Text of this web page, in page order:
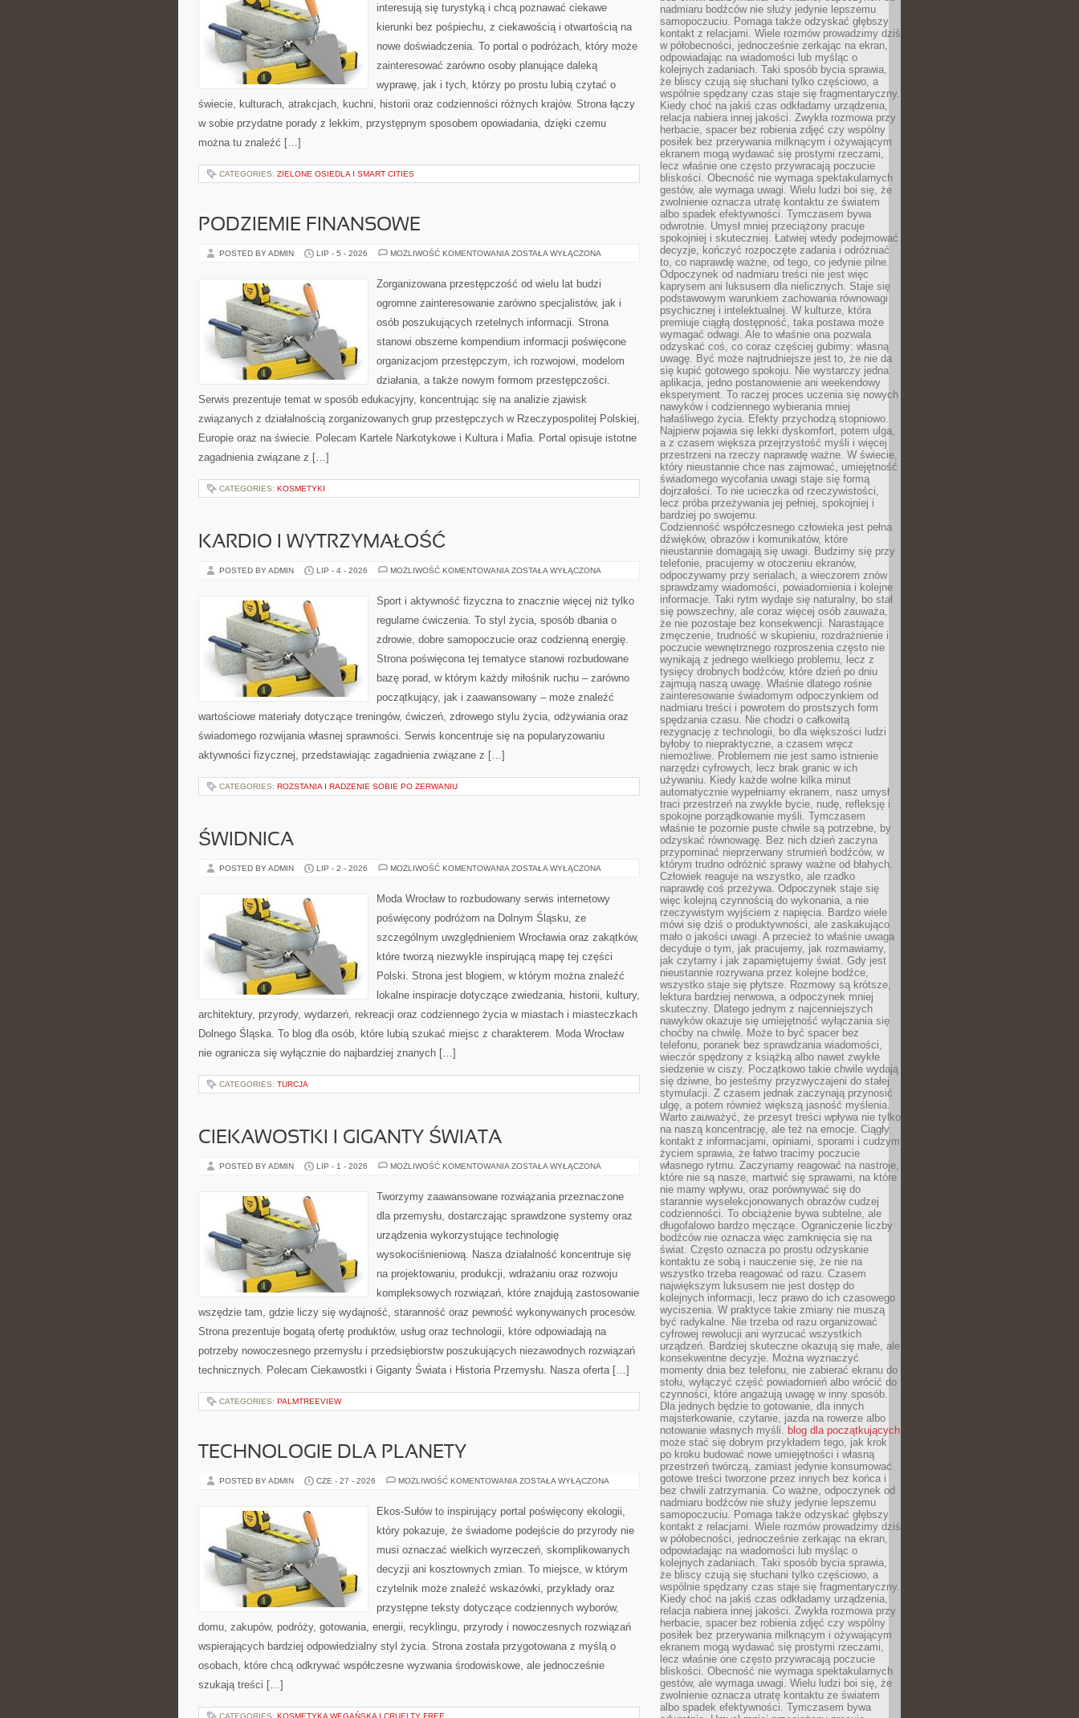
interesują się turystyką i chcą poznawać ciekawe
kierunki bez pośpiechu, z ciekawością i otwartością na
nowe doświadczenia. To portal o podróżach, który może
zainteresować zarówno osoby planujące daleką
wyprawę, jak i tych, którzy po prostu lubią czytać o
świecie, kulturach, atrakcjach, kuchni, historii oraz codzienności różnych krajów. Strona łączy
w sobie przydatne porady z lekkim, przystępnym sposobem opowiadania, dzięki czemu
można tu znaleźć […]
CATEGORIES: ZIELONE OSIEDLA I SMART CITIES
PODZIEMIE FINANSOWE
POSTED BY ADMIN LIP - 5 - 2026 MOŻLIWOŚĆ KOMENTOWANIA PODZIEMIE
ZOSTAŁA WYŁĄCZONA
Zorganizowana przestępczość od wielu lat budzi
ogromne zainteresowanie zarówno specjalistów, jak i
osób poszukujących rzetelnych informacji. Strona
stanowi obszerne kompendium informacji poświęcone
organizacjom przestępczym, ich rozwojowi, modelom
działania, a także nowym formom przestępczości.
Serwis prezentuje temat w sposób edukacyjny, koncentrując się na analizie zjawisk
związanych z działalnością zorganizowanych grup przestępczych w Rzeczypospolitej Polskiej,
Europie oraz na świecie. Polecam Kartele Narkotykowe i Kultura i Mafia. Portal opisuje istotne
zagadnienia związane z […]
CATEGORIES: KOSMETYKI
KARDIO I WYTRZYMAŁOŚĆ
POSTED BY ADMIN LIP - 4 - 2026 MOŻLIWOŚĆ KOMENTOWANIA KARDIO
ZOSTAŁA WYŁĄCZONA
Sport i aktywność fizyczna to znacznie więcej niż tylko
regularne ćwiczenia. To styl życia, sposób dbania o
zdrowie, dobre samopoczucie oraz codzienną energię.
Strona poświęcona tej tematyce stanowi rozbudowane
bazę porad, w którym każdy miłośnik ruchu – zarówno
początkujący, jak i zaawansowany – może znaleźć
wartościowe materiały dotyczące treningów, ćwiczeń, zdrowego stylu życia, odżywiania oraz
świadomego rozwijania własnej sprawności. Serwis koncentruje się na popularyzowaniu
aktywności fizycznej, przedstawiając zagadnienia związane z […]
CATEGORIES: ROZSTANIA I RADZENIE SOBIE PO ZERWANIU
ŚWIDNICA
POSTED BY ADMIN LIP - 2 - 2026 MOŻLIWOŚĆ KOMENTOWANIA ŚWIDNICA
ZOSTAŁA WYŁĄCZONA
Moda Wrocław to rozbudowany serwis internetowy
poświęcony podróżom na Dolnym Śląsku, ze
szczególnym uwzględnieniem Wrocławia oraz zakątków,
które tworzą niezwykle inspirującą mapę tej części
Polski. Strona jest blogiem, w którym można znaleźć
lokalne inspiracje dotyczące zwiedzania, historii, kultury,
architektury, przyrody, wydarzeń, rekreacji oraz codziennego życia w miastach i miasteczkach
Dolnego Śląska. To blog dla osób, które lubią szukać miejsc z charakterem. Moda Wrocław
nie ogranicza się wyłącznie do najbardziej znanych […]
CATEGORIES: TURCJA
CIEKAWOSTKI I GIGANTY ŚWIATA
POSTED BY ADMIN LIP - 1 - 2026 MOŻLIWOŚĆ KOMENTOWANIA CIEKAWOSTKI
ŚWIATA
ZOSTAŁA WYŁĄCZONA
Tworzymy zaawansowane rozwiązania przeznaczone
dla przemysłu, dostarczając sprawdzone systemy oraz
urządzenia wykorzystujące technologię
wysokociśnieniową. Nasza działalność koncentruje się
na projektowaniu, produkcji, wdrażaniu oraz rozwoju
kompleksowych rozwiązań, które znajdują zastosowanie
wszędzie tam, gdzie liczy się wydajność, staranność oraz pewność wykonywanych procesów.
Strona prezentuje bogatą ofertę produktów, usług oraz technologii, które odpowiadają na
potrzeby nowoczesnego przemysłu i przedsiębiorstw poszukujących niezawodnych rozwiązań
technicznych. Polecam Ciekawostki i Giganty Świata i Historia Przemysłu. Nasza oferta […]
CATEGORIES: PALMTREEVIEW
TECHNOLOGIE DLA PLANETY
POSTED BY ADMIN CZE - 27 - 2026 MOŻLIWOŚĆ KOMENTOWANIA TECHNOLOGIE
ZOSTAŁA WYŁĄCZONA
Ekos-Sułów to inspirujący portal poświęcony ekologii,
który pokazuje, że świadome podejście do przyrody nie
musi oznaczać wielkich wyrzeczeń, skomplikowanych
decyzji ani kosztownych zmian. To miejsce, w którym
czytelnik może znaleźć wskazówki, przykłady oraz
przystępne teksty dotyczące codziennych wyborów,
domu, zakupów, podróży, gotowania, energii, recyklingu, przyrody i nowoczesnych rozwiązań
wspierających bardziej odpowiedzialny styl życia. Strona została przygotowana z myślą o
osobach, które chcą odkrywać współczesne wyzwania środowiskowe, ale jednocześnie
szukają treści […]
CATEGORIES: KOSMETYKA WEGAŃSKA I CRUELTY FREE
nadmiaru bodźców nie służy jedynie lepszemu
samopoczuciu. Pomaga także odzyskać głębszy
kontakt z relacjami. Wiele rozmów prowadzimy dziś
w półobecności, jednocześnie zerkając na ekran,
odpowiadając na wiadomości lub myśląc o
kolejnych zadaniach. Taki sposób bycia sprawia,
że bliscy czują się słuchani tylko częściowo, a
wspólnie spędzany czas staje się fragmentaryczny.
Kiedy choć na jakiś czas odkładamy urządzenia,
relacja nabiera innej jakości. Zwykła rozmowa przy
herbacie, spacer bez robienia zdjęć czy wspólny
posiłek bez przerywania milknącym i ożywającym
ekranem mogą wydawać się prostymi rzeczami,
lecz właśnie one często przywracają poczucie
bliskości. Obecność nie wymaga spektakularnych
gestów, ale wymaga uwagi. Wielu ludzi boi się, że
zwolnienie oznacza utratę kontaktu ze światem
albo spadek efektywności. Tymczasem bywa
odwrotnie. Umysł mniej przeciążony pracuje
spokojniej i skuteczniej. Łatwiej wtedy podejmować
decyzje, kończyć rozpoczęte zadania i odróżniać
to, co naprawdę ważne, od tego, co jedynie pilne.
Odpoczynek od nadmiaru treści nie jest więc
kaprysem ani luksusem dla nielicznych. Staje się
podstawowym warunkiem zachowania równowagi
psychicznej i intelektualnej. W kulturze, która
premiuje ciągłą dostępność, taka postawa może
wymagać odwagi. Ale to właśnie ona pozwala
odzyskać coś, co coraz częściej gubimy: własną
uwagę. Być może najtrudniejsze jest to, że nie da
się kupić gotowego spokoju. Nie wystarczy jedna
aplikacja, jedno postanowienie ani weekendowy
eksperyment. To raczej proces uczenia się nowych
nawyków i codziennego wybierania mniej
hałaśliwego życia. Efekty przychodzą stopniowo.
Najpierw pojawia się lekki dyskomfort, potem ulga,
a z czasem większa przejrzystość myśli i więcej
przestrzeni na rzeczy naprawdę ważne. W świecie,
który nieustannie chce nas zajmować, umiejętność
świadomego wycofania uwagi staje się formą
dojrzałości. To nie ucieczka od rzeczywistości,
lecz próba przeżywania jej pełniej, spokojniej i
bardziej po swojemu.
Codzienność współczesnego człowieka jest pełna
dźwięków, obrazów i komunikatów, które
nieustannie domagają się uwagi. Budzimy się przy
telefonie, pracujemy w otoczeniu ekranów,
odpoczywamy przy serialach, a wieczorem znów
sprawdzamy wiadomości, powiadomienia i kolejne
informacje. Taki rytm wydaje się naturalny, bo stał
się powszechny, ale coraz więcej osób zauważa,
że nie pozostaje bez konsekwencji. Narastające
zmęczenie, trudność w skupieniu, rozdrażnienie i
poczucie wewnętrznego rozproszenia często nie
wynikają z jednego wielkiego problemu, lecz z
tysięcy drobnych bodźców, które dzień po dniu
zajmują naszą uwagę. Właśnie dlatego rośnie
zainteresowanie świadomym odpoczynkiem od
nadmiaru treści i powrotem do prostszych form
spędzania czasu. Nie chodzi o całkowitą
rezygnację z technologii, bo dla większości ludzi
byłoby to niepraktyczne, a czasem wręcz
niemożliwe. Problemem nie jest samo istnienie
narzędzi cyfrowych, lecz brak granic w ich
używaniu. Kiedy każde wolne kilka minut
automatycznie wypełniamy ekranem, nasz umysł
traci przestrzeń na zwykłe bycie, nudę, refleksję i
spokojne porządkowanie myśli. Tymczasem
właśnie te pozornie puste chwile są potrzebne, by
odzyskać równowagę. Bez nich dzień zaczyna
przypominać nieprzerwany strumień bodźców, w
którym trudno odróżnić sprawy ważne od błahych.
Człowiek reaguje na wszystko, ale rzadko
naprawdę coś przeżywa. Odpoczynek staje się
więc kolejną czynnością do wykonania, a nie
rzeczywistym wyjściem z napięcia. Bardzo wiele
mówi się dziś o produktywności, ale zaskakująco
mało o jakości uwagi. A przecież to właśnie uwaga
decyduje o tym, jak pracujemy, jak rozmawiamy,
jak czytamy i jak zapamiętujemy świat. Gdy jest
nieustannie rozrywana przez kolejne bodźce,
wszystko staje się płytsze. Rozmowy są krótsze,
lektura bardziej nerwowa, a odpoczynek mniej
skuteczny. Dlatego jednym z najcenniejszych
nawyków okazuje się umiejętność wyłączania się
choćby na chwilę. Może to być spacer bez
telefonu, poranek bez sprawdzania wiadomości,
wieczór spędzony z książką albo nawet zwykłe
siedzenie w ciszy. Początkowo takie chwile wydają
się dziwne, bo jesteśmy przyzwyczajeni do stałej
stymulacji. Z czasem jednak zaczynają przynosić
ulgę, a potem również większą jasność myślenia.
Warto zauważyć, że przesyt treści wpływa nie tylko
na naszą koncentrację, ale też na emocje. Ciągły
kontakt z informacjami, opiniami, sporami i cudzym
życiem sprawia, że łatwo tracimy poczucie
własnego rytmu. Zaczynamy reagować na nastroje,
które nie są nasze, martwić się sprawami, na które
nie mamy wpływu, oraz porównywać się do
starannie wyselekcjonowanych obrazów cudzej
codzienności. To obciążenie bywa subtelne, ale
długofalowo bardzo męczące. Ograniczenie liczby
bodźców nie oznacza więc zamknięcia się na
świat. Często oznacza po prostu odzyskanie
kontaktu ze sobą i nauczenie się, że nie na
wszystko trzeba reagować od razu. Czasem
największym luksusem nie jest dostęp do
kolejnych informacji, lecz prawo do ich czasowego
wyciszenia. W praktyce takie zmiany nie muszą
być radykalne. Nie trzeba od razu organizować
cyfrowej rewolucji ani wyrzucać wszystkich
urządzeń. Bardziej skuteczne okazują się małe, ale
konsekwentne decyzje. Można wyznaczyć
momenty dnia bez telefonu, nie zabierać ekranu do
stołu, wyłączyć część powiadomień albo wrócić do
czynności, które angażują uwagę w inny sposób.
Dla jednych będzie to gotowanie, dla innych
majsterkowanie, czytanie, jazda na rowerze albo
notowanie własnych myśli. blog dla początkujących
może stać się dobrym przykładem tego, jak krok
po kroku budować nowe umiejętności i własną
przestrzeń twórczą, zamiast jedynie konsumować
gotowe treści tworzone przez innych bez końca i
bez chwili zatrzymania. Co ważne, odpoczynek od
nadmiaru bodźców nie służy jedynie lepszemu
samopoczuciu. Pomaga także odzyskać głębszy
kontakt z relacjami. Wiele rozmów prowadzimy dziś
w półobecności, jednocześnie zerkając na ekran,
odpowiadając na wiadomości lub myśląc o
kolejnych zadaniach. Taki sposób bycia sprawia,
że bliscy czują się słuchani tylko częściowo, a
wspólnie spędzany czas staje się fragmentaryczny.
Kiedy choć na jakiś czas odkładamy urządzenia,
relacja nabiera innej jakości. Zwykła rozmowa przy
herbacie, spacer bez robienia zdjęć czy wspólny
posiłek bez przerywania milknącym i ożywającym
ekranem mogą wydawać się prostymi rzeczami,
lecz właśnie one często przywracają poczucie
bliskości. Obecność nie wymaga spektakularnych
gestów, ale wymaga uwagi. Wielu ludzi boi się, że
zwolnienie oznacza utratę kontaktu ze światem
albo spadek efektywności. Tymczasem bywa